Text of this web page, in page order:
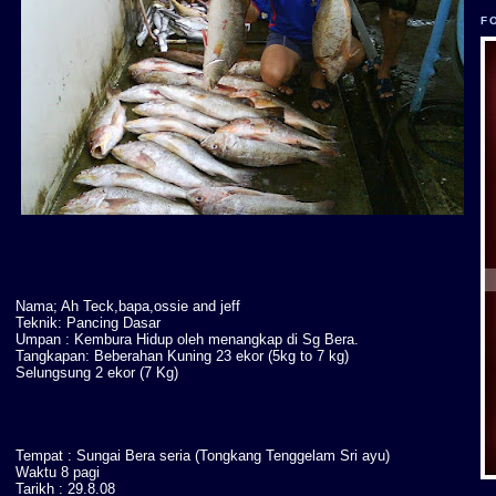
Nama; Ah Teck,bapa,ossie and jeff
Teknik: Pancing Dasar
Umpan : Kembura Hidup oleh menangkap di Sg Bera.
Tangkapan: Beberahan Kuning 23 ekor (5kg to 7 kg)
Selungsung 2 ekor (7 Kg)
Tempat : Sungai Bera seria (Tongkang Tenggelam Sri ayu)
Waktu 8 pagi
Tarikh : 29.8.08